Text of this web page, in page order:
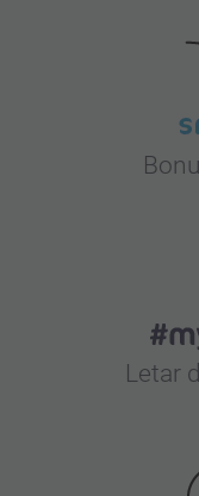
Letar